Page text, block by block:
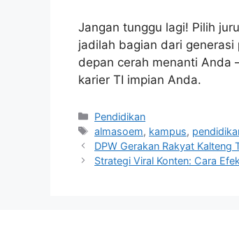
Jangan tunggu lagi! Pilih
jadilah bagian dari
depan cerah menanti Anda
karier TI impian Anda.
Categories
Pendidikan
Tags
almasoem, kampus,
DPW Gerakan Rakyat Kalteng
Strategi Viral Konten: Cara